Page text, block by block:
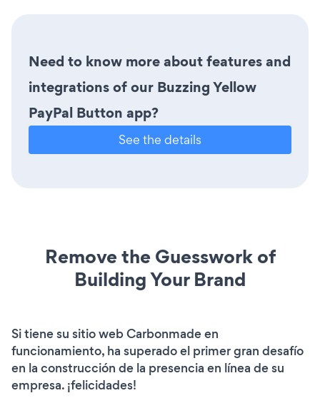
Need to know more about features and
integrations of our Buzzing Yellow
PayPal Button app?
See the details
Remove the Guesswork of
Building Your Brand
Si tiene su sitio web Carbonmade en
funcionamiento, ha superado el primer gran desafío
en la construcción de la presencia en línea de su
empresa. ¡felicidades!